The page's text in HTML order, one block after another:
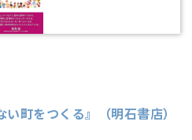
町をつくる』（明石書店）